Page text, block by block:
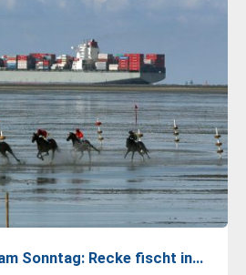
Sonntag: Recke fischt in…